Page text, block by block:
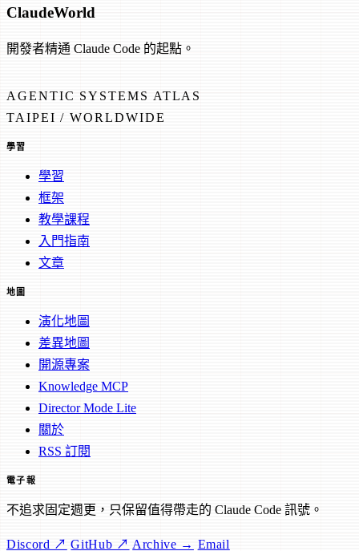
ClaudeWorld
開發者精通 Claude Code 的起點。
AGENTIC SYSTEMS ATLAS
TAIPEI / WORLDWIDE
學習
學習
框架
教學課程
入門指南
文章
地圖
演化地圖
差異地圖
開源專案
Knowledge MCP
Director Mode Lite
關於
RSS 訂閱
電子報
不追求固定週更，只保留值得帶走的 Claude Code 訊號。
Discord ↗ GitHub ↗ Archive → Email